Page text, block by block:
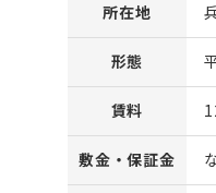
所在地
形態
賃料
敷金・保証金